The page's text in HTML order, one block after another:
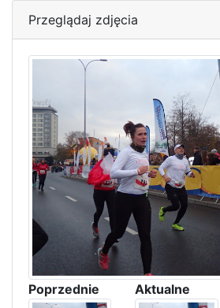
Przeglądaj zdjęcia
Poprzednie Aktualne